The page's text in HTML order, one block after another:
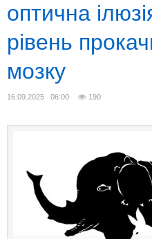
оптична
рівень
мозку
16.09.2025 06:00 190